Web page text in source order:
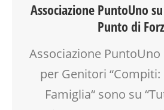
GENITORE
MAMME
MOOD BOX
PEDAGOGIA
Associazione PuntoUno
Punto di
Associazione
per Genitori
Famiglia“ sono su